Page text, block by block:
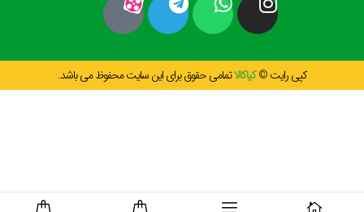
کپی رایت ©کیاکالاتمامی حقوق برای این سایت محفوظ می باشد.